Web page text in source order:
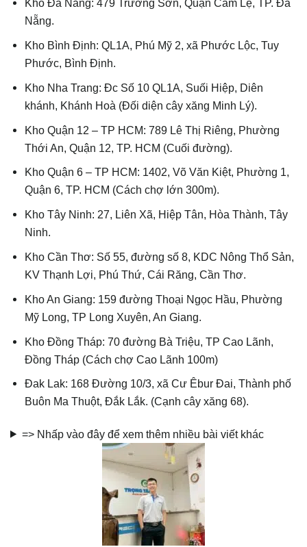
Kho Đà Nẵng: 479 Trường Sơn, Quận Cẩm Lệ, TP. Đà
Nẵng.
Kho Bình Định: QL1A, Phú Mỹ 2, xã Phước Lộc, Tuy
Phước, Bình Định.
Kho Nha Trang: Đc Số 10 QL1A, Suối Hiệp, Diên
khánh, Khánh Hoà (Đối diện cây xăng Minh Lý).
Kho Quận 12 – TP HCM: 789 Lê Thị Riêng, Phường
Thới An, Quận 12, TP. HCM (Cuối đường).
Kho Quận 6 – TP HCM: 1402, Võ Văn Kiệt, Phường 1,
Quận 6, TP. HCM (Cách chợ lớn 300m).
Kho Tây Ninh: 27, Liên Xã, Hiệp Tân, Hòa Thành, Tây
Ninh.
Kho Cần Thơ: Số 55, đường số 8, KDC Nông Thổ Sản,
KV Thạnh Lợi, Phú Thứ, Cái Răng, Cần Thơ.
Kho An Giang: 159 đường Thoại Ngọc Hầu, Phường
Mỹ Long, TP Long Xuyên, An Giang.
Kho Đồng Tháp: 70 đường Bà Triệu, TP Cao Lãnh,
Đồng Tháp (Cách chợ Cao Lãnh 100m)
Đak Lak: 168 Đường 10/3, xã Cư Êbur Đai, Thành phố
Buôn Ma Thuột, Đắk Lắk. (Cạnh cây xăng 68).
=> Nhấp vào đây để xem thêm nhiều bài viết khác